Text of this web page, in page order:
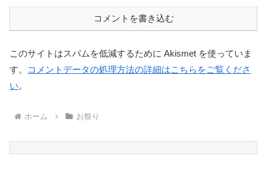
コメントを書き込む
このサイトはスパムを低減するために Akismet を使っていま
す。
コメントデータの処理方法の詳細はこちらをご覧くださ
い。
ホーム お祭り